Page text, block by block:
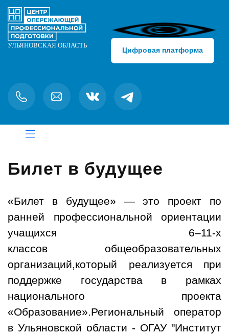
Цифровая платформа
Билет в будущее
«Билет в будущее» — это проект по
ранней профессиональной ориентации
учащихся 6–11-х
классов общеобразовательных
организаций,который реализуется при
поддержке государства в рамках
национального проекта
«Образование».Региональный оператор
в Ульяновской области - ОГАУ "Институт